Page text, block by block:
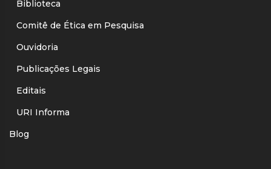
Biblioteca
Comitê de Ética em Pesquisa
Ouvidoria
Publicações Legais
Editais
URI Informa
Blog